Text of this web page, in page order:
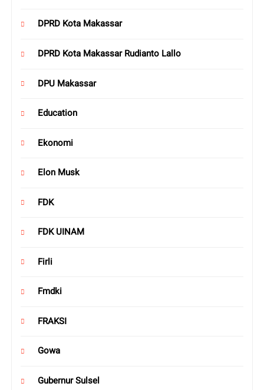
DPRD Kota Makassar
DPRD Kota Makassar Rudianto Lallo
DPU Makassar
Education
Ekonomi
Elon Musk
FDK
FDK UINAM
Firli
Fmdki
FRAKSI
Gowa
Gubernur Sulsel